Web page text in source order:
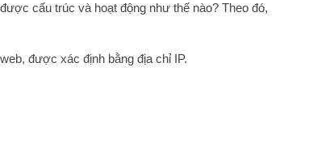
cấu trúc và hoạt động như thế nào? Theo đó,
được xác định bằng địa chỉ IP.